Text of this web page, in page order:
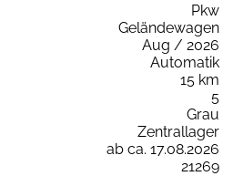
Pkw
Geländewagen
Aug / 2026
Automatik
15 km
5
Grau
Zentrallager
ab ca. 17.08.2026
21269